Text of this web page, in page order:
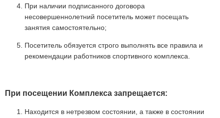
При наличии подписанного договора
несовершеннолетний посетитель может посещать
занятия самостоятельно;
Посетитель обязуется строго выполнять все правила и
рекомендации работников спортивного комплекса.
При посещении Комплекса запрещается:
Находится в нетрезвом состоянии, а также в состоянии